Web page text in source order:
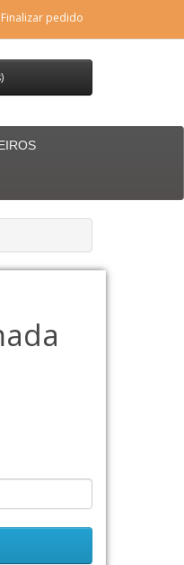
Finalizar pedido